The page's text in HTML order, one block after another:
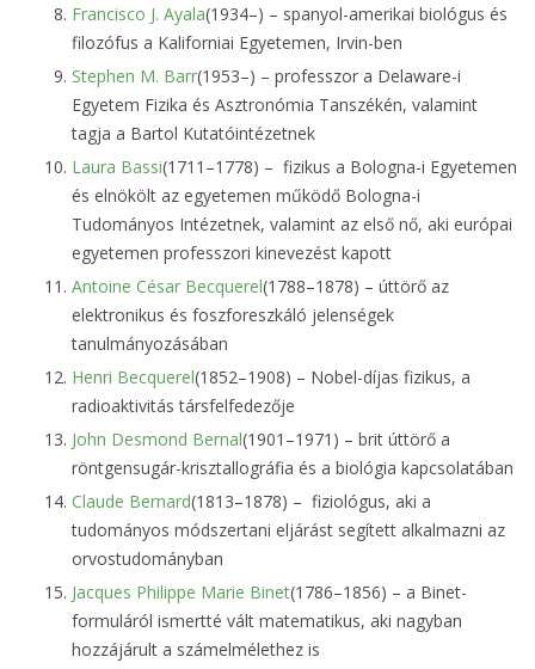
Francisco J. Ayala(1934–) – spanyol-amerikai biológus és
filozófus a Kaliforniai Egyetemen, Irvin-ben
Stephen M. Barr(1953–) – professzor a Delaware-i
Egyetem Fizika és Asztronómia Tanszékén, valamint
tagja a Bartol Kutatóintézetnek
Laura Bassi(1711–1778) – fizikus a Bologna-i Egyetemen
és elnökölt az egyetemen működő Bologna-i
Tudományos Intézetnek, valamint az első nő, aki európai
egyetemen professzori kinevezést kapott
Antoine César Becquerel(1788–1878) – úttörő az
elektronikus és foszforeszkáló jelenségek
tanulmányozásában
Henri Becquerel(1852–1908) – Nobel-díjas fizikus, a
radioaktivitás társfelfedezője
John Desmond Bernal(1901–1971) – brit úttörő a
röntgensugár-krisztallográfia és a biológia kapcsolatában
Claude Bernard(1813–1878) – fiziológus, aki a
tudományos módszertani eljárást segített alkalmazni az
orvostudományban
Jacques Philippe Marie Binet(1786–1856) – a Binet-
formuláról ismertté vált matematikus, aki nagyban
hozzájárult a számelmélethez is